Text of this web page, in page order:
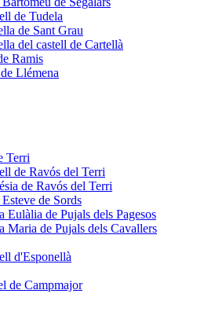
de Tudela
de Sant Grau
del castell de Cartellà
Ramis
Llémena
Terri
de Ravós del Terri
de Ravós del Terri
Esteve de Sords
Eulàlia de Pujals dels Pagesos
Maria de Pujals dels Cavallers
d'Esponellà
de Campmajor